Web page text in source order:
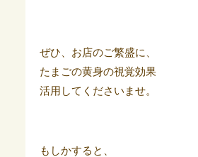
ぜひ、お店のご繁盛に、
たまごの黄身の視覚効果
活用してくださいませ。
もしかすると、